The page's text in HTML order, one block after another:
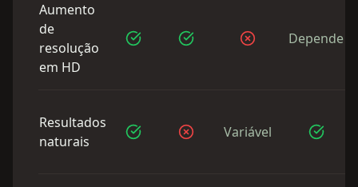
Aumento
de
resolução
em HD
Depende
Resultados
naturais
Variável